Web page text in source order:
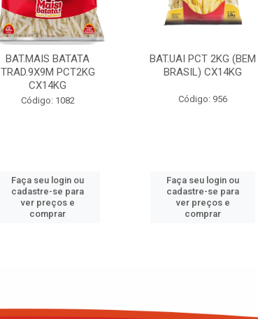
BAT.MAIS BATATA
TRAD.9X9M PCT2KG
CX14KG
Código: 1082
Faça seu login ou
cadastre-se para
ver preços e
comprar
BAT.UAI PCT 2KG (BEM
BRASIL) CX14KG
Código: 956
Faça seu login ou
cadastre-se para
ver preços e
comprar